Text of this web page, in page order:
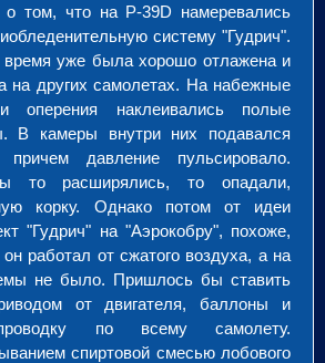
о том, что на P-39D намеревались
систему "Гудрич".
время уже была хорошо отлажена и
на других самолетах. На набежные
оперения наклеивались полые
В камеры внутри них подавался
давление пульсировало.
то расширялись, то опадали,
корку. Однако потом от идеи
"Гудрич" на "Аэрокобру", похоже,
работал от сжатого воздуха, а на
не было. Пришлось бы ставить
от двигателя, баллоны и
по всему самолету.
спиртовой смесью лобового